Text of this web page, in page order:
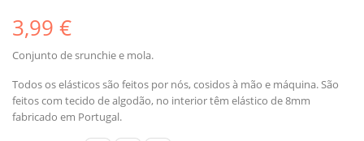
3,99 €
Conjunto de srunchie e mola.
Todos os elásticos são feitos por nós, cosidos à mão e máquina. São
feitos com tecido de algodão, no interior têm elástico de 8mm
fabricado em Portugal.